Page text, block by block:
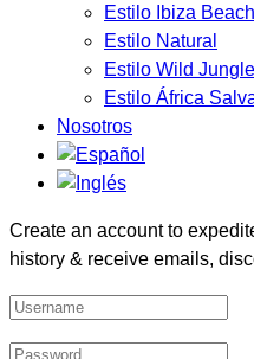
Estilo Ibiza Beach
Estilo Natural
Estilo Wild Jungle
Estilo África
Nosotros
Create an account to
history & receive emails,